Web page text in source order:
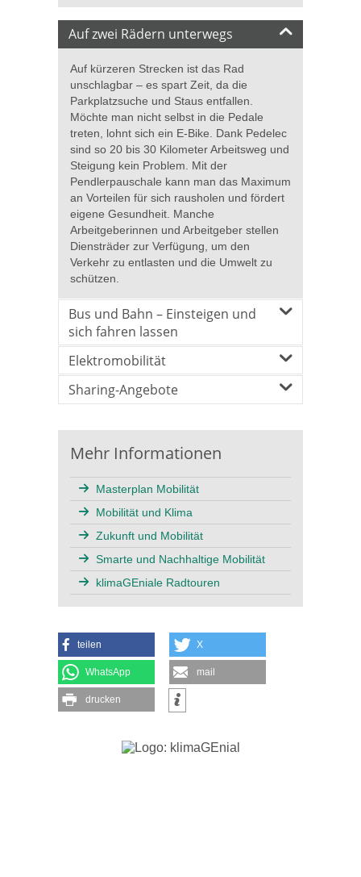
Auf zwei Rädern unterwegs
Auf kürzeren Strecken ist das Rad
unschlagbar – es spart Zeit, da die
Parkplatzsuche und Staus entfallen.
Möchte man nicht selbst in die Pedale
treten, lohnt sich ein E-Bike. Dank Pedelec
sind so 20 bis 30 Kilometer Arbeitsweg und
Steigung kein Problem. Mit der
Pendlerpauschale kann man das Maximum
an Vorteilen für sich rausholen und fördert
eigene Gesundheit. Manche
Arbeitgeberinnen und Arbeitgeber stellen
Diensträder zur Verfügung, um den
Verkehr zu entlasten und die Umwelt zu
schützen.
Bus und Bahn – Einsteigen und
sich fahren lassen
Elektromobilität
Sharing-Angebote
Mehr Informationen
Masterplan Mobilität
Mobilität und Klima
Zukunft und Mobilität
Smarte und Nachhaltige Mobilität
klimaGEniale Radtouren
teilen X
WhatsApp mail
drucken